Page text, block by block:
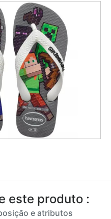
este produto :
e atributos